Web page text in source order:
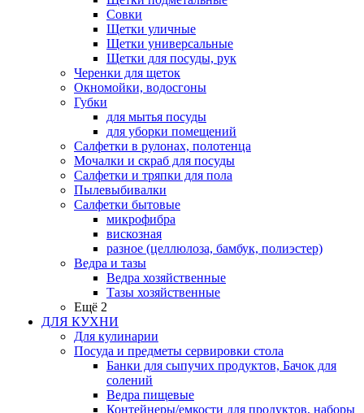
Совки
Щетки уличные
Щетки универсальные
Щетки для посуды, рук
Черенки для щеток
Окномойки, водосгоны
Губки
для мытья посуды
для уборки помещений
Салфетки в рулонах, полотенца
Мочалки и скраб для посуды
Салфетки и тряпки для пола
Пылевыбивалки
Салфетки бытовые
микрофибра
вискозная
разное (целлюлоза, бамбук, полиэстер)
Ведра и тазы
Ведра хозяйственные
Тазы хозяйственные
Ещё 2
ДЛЯ КУХНИ
Для кулинарии
Посуда и предметы сервировки стола
Банки для сыпучих продуктов, Бачок для
солений
Ведра пищевые
Контейнеры/емкости для продуктов, наборы